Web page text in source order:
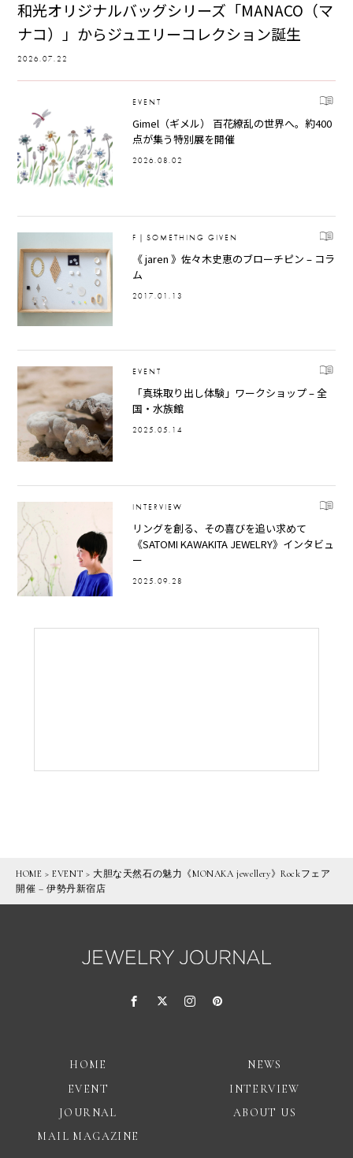
和光オリジナルバッグシリーズ「MANACO（マ
ナコ）」からジュエリーコレクション誕生
2026.07.22
EVENT
Gimel（ギメル） 百花繚乱の世界へ。約400
点が集う特別展を開催
2026.08.02
F｜SOMETHING GIVEN
《 jaren 》佐々木史恵のブローチピン – コラ
ム
2017.01.13
EVENT
「真珠取り出し体験」ワークショップ – 全
国・水族館
2025.05.14
INTERVIEW
リングを創る、その喜びを追い求めて
《SATOMI KAWAKITA JEWELRY》インタビュ
ー
2025.09.28
HOME >EVENT >大胆な天然石の魅力《MONAKA jewellery》Rockフェア
開催 – 伊勢丹新宿店
HOME
NEWS
EVENT
INTERVIEW
JOURNAL
ABOUT US
MAIL MAGAZINE